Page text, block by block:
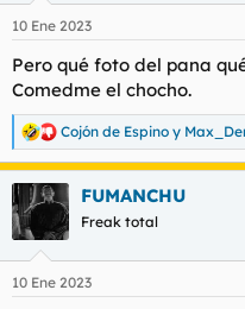
e
:
10 Ene 2023
Pero qué foto del pana
Comedme el chocho.
R
e
a
c
i
e
Cojón de Espino y
FUMANCHU
Freak total
10 Ene 2023